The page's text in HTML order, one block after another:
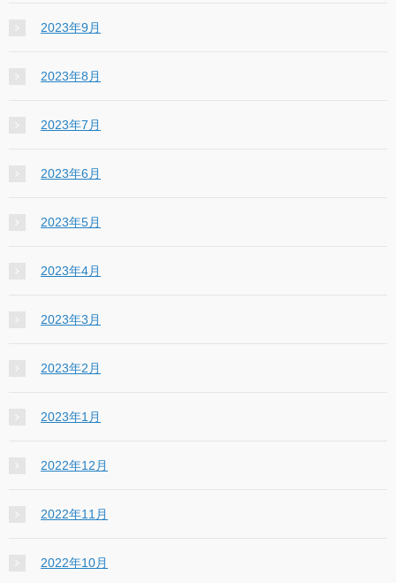
2023年9月
2023年8月
2023年7月
2023年6月
2023年5月
2023年4月
2023年3月
2023年2月
2023年1月
2022年12月
2022年11月
2022年10月